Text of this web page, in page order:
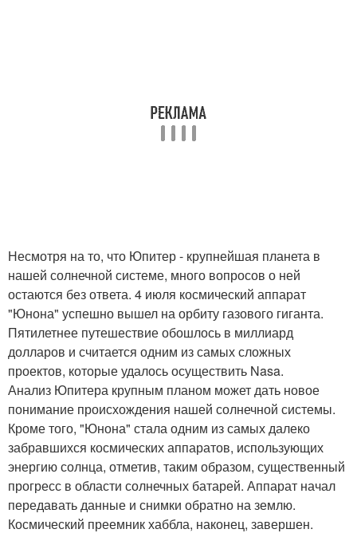
Несмотря на то, что Юпитер - крупнейшая планета в
нашей солнечной системе, много вопросов о ней
остаются без ответа. 4 июля космический аппарат
"Юнона" успешно вышел на орбиту газового гиганта.
Пятилетнее путешествие обошлось в миллиард
долларов и считается одним из самых сложных
проектов, которые удалось осуществить Nasa.
Анализ Юпитера крупным планом может дать новое
понимание происхождения нашей солнечной системы.
Кроме того, "Юнона" стала одним из самых далеко
забравшихся космических аппаратов, использующих
энергию солнца, отметив, таким образом, существенный
прогресс в области солнечных батарей. Аппарат начал
передавать данные и снимки обратно на землю.
Космический преемник хаббла, наконец, завершен.